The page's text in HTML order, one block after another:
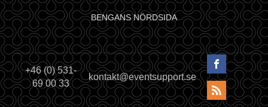
BENGANS NÖRDSIDA
+46 (0) 531-
69 00 33
kontakt@eventsupport.se